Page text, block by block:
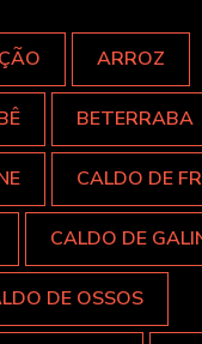
ARROZ
BETERRABA
CALDO DE
CALDO DE
DE OSSOS